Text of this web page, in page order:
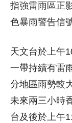
指強雷雨區正
色暴雨警告信
天文台於上午
一帶持續有雷
分地區雨勢較
未來兩三小時
台及後於上午